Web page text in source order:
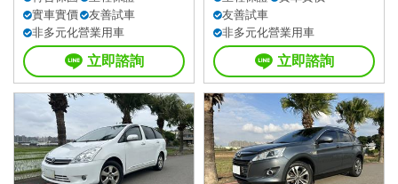
實車實價
友善試車
非多元化營業用車
立即諮詢
友善試車
非多元化營業用車
立即諮詢